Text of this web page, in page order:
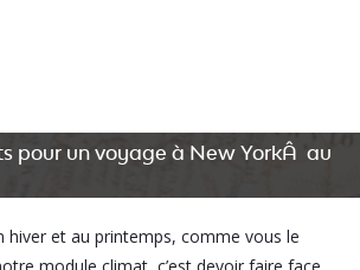
pour un voyage à New YorkÂ au
hiver et au printemps, comme vous le